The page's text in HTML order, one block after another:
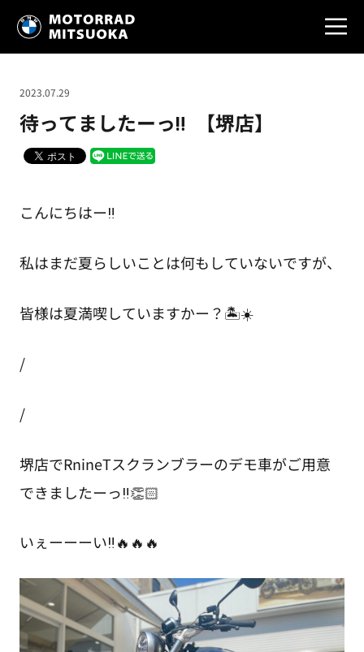
待ってましたーっ‼ 【堺店】
2023.07.29
こんにちはー‼
私はまだ夏らしいことは何もしていないですが、
皆様は夏満喫していますかー？🏝☀
/
/
堺店でRnineTスクランブラーのデモ車がご用意
できましたーっ‼👏🏻
いぇーーーい‼🔥🔥🔥